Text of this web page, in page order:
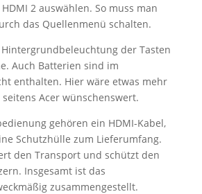
2 auswählen. So muss man
das Quellenmenü schalten.
der Tasten
Auch Batterien sind im
enthalten. Hier wäre etwas mehr
Acer wünschenswert.
gehören ein HDMI-Kabel,
Schutzhülle zum Lieferumfang.
den Transport und schützt den
Insgesamt ist das
zusammengestellt.